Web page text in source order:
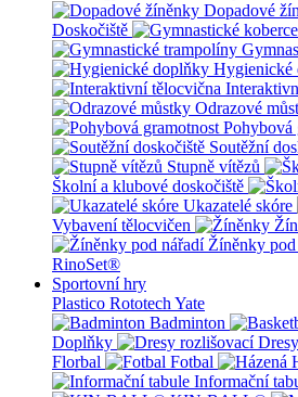
Dopadové
Doskočiště
Hygienické
Odrazové
Pohybová
Soutěžní
Stupně vítězů
Školní a klubové doskočiště
Ukazatelé skóre
Vybavení tělocvičen
Žíněnky
RinoSet®
Sportovní hry
Plastico Rototech Yate
Badminton
Doplňky
Florbal
Fotbal
Informační